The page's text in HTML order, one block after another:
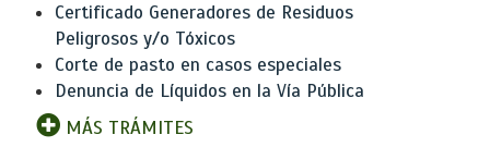
Certificado Generadores de Residuos
Peligrosos y/o Tóxicos
Corte de pasto en casos especiales
Denuncia de Líquidos en la Vía Pública
MÁS TRÁMITES